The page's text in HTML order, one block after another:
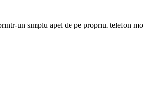
un simplu apel de pe propriul telefon